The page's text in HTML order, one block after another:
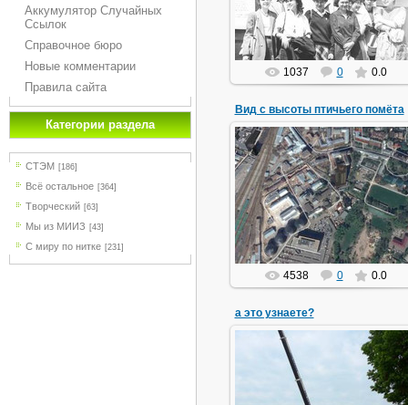
Аккумулятор Случайных
Ссылок
Справочное бюро
Новые комментарии
Правила сайта
Категории раздела
СТЭМ [186]
Всё остальное [364]
Творческий [63]
Мы из МИИЗ [43]
С миру по нитке [231]
Новиков
1037 0 0.0
Вид с высоты птичьего помёта
26.05.2015
Для МИИЗовцев памятные места
Dinozavr1957
4538 0 0.0
а это узнаете?
24.05.2015